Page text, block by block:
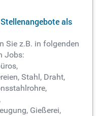
als
Sie z.B. in folgenden
Jobs:
Stahl, Draht,
Gießerei,